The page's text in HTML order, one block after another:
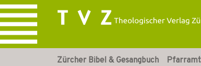
Zürcher Bibel & Gesangbuch